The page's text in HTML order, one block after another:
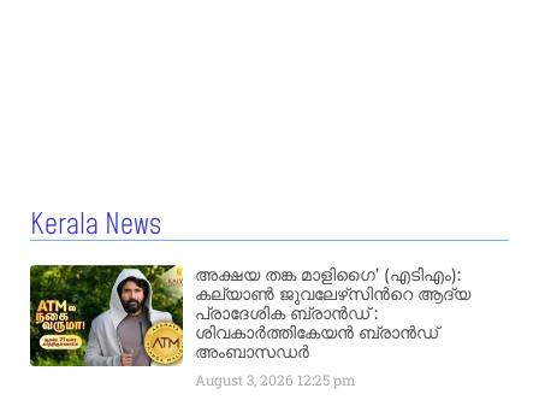
Kerala News
അക്ഷയ തങ്ക മാളിഗൈ’ (എടിഎം):
കല്യാണ്‍ ജുവലേഴ്‌സിന്‍റെ ആദ്യ
പ്രാദേശിക ബ്രാന്‍ഡ് :
ശിവകാര്‍ത്തികേയന്‍ ബ്രാന്‍ഡ്
അംബാസഡര്‍
August 3, 2026 12:25 pm